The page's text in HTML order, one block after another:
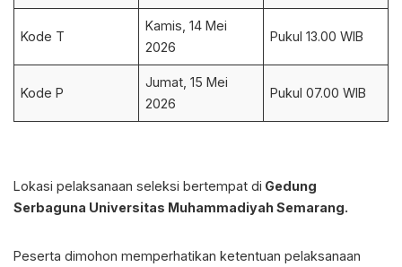
Kode T
Kamis, 14 Mei
2026
Pukul 13.00 WIB
Kode P
Jumat, 15 Mei
2026
Pukul 07.00 WIB
Lokasi pelaksanaan seleksi bertempat di Gedung
Serbaguna Universitas Muhammadiyah Semarang.
Peserta dimohon memperhatikan ketentuan pelaksanaan